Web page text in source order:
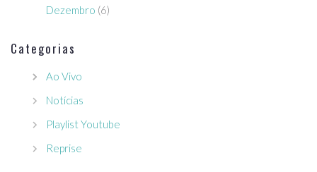
Dezembro (6)
Categorias
Ao Vivo
Notícias
Playlist Youtube
Reprise